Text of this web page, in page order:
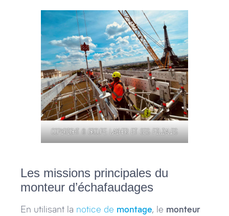
Copyright © Groupe Layher et ses filiales
Les missions principales du
monteur d’échafaudages
En utilisant la notice de montage, le monteur